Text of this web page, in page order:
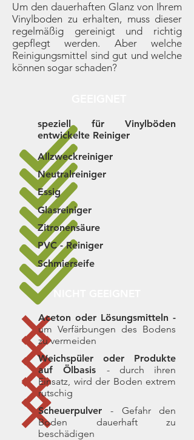
Um den dauerhaften Glanz von Ihrem
Vinylboden zu erhalten, muss dieser
regelmäßig gereinigt und richtig
gepflegt werden. Aber welche
Reinigungsmittel sind gut und welche
können sogar schaden?
speziell für Vinylböden
entwickelte Reiniger
Allzweckreiniger
Neutralreiniger
Essig
Glasreiniger
Zitronensäure
PVC - Reiniger
Schmierseife
Aceton oder Lösungsmitteln -
um Verfärbungen des Bodens
zu vermeiden
Weichspüler oder Produkte
auf Ölbasis - durch ihren
Einsatz, wird der Boden extrem
rutschig
Scheuerpulver- Gefahr den
Boden dauerhaft zu
beschädigen